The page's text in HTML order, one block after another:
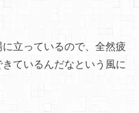
立っているので、全然疲
ているんだなという風に